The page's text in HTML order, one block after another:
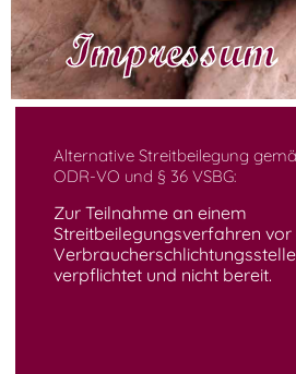
Impressum
Alternative Streitbeilegung
ODR-VO und § 36 VSBG:
Zur Teilnahme an einem
Streitbeilegungsverfahren vor
verpflichtet und nicht bereit.